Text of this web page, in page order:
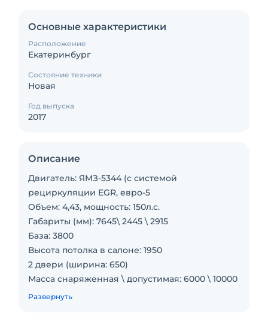
Основные характеристики
Расположение
Екатеринбург
Состояние техники
Новая
Год выпуска
2017
Описание
Двигатель: ЯМЗ-5344 (с системой
рециркуляции EGR, евро-5
Объем: 4,43, мощность: 150л.с.
Габариты (мм): 7645\ 2445 \ 2915
База: 3800
Высота потолка в салоне: 1950
2 двери (ширина: 650)
Масса снаряженная \ допустимая: 6000 \ 10000
Количество мест: 17 \ 53.
Развернуть